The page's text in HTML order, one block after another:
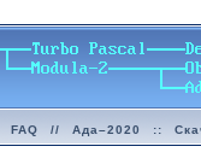
FAQ // Ада–2020 ::